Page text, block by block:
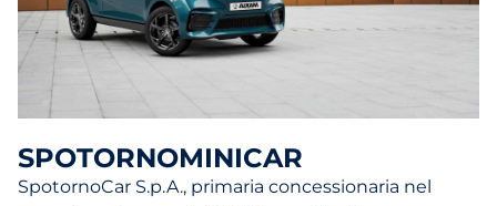
SPOTORNOMINICAR
SpotornoCar S.p.A., primaria concessionaria nel